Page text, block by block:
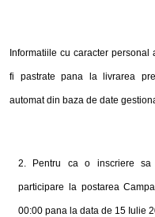
Informatiile cu caracter
fi pastrate pana la livrarea
automat din baza de date
2. Pentru ca o inscriere sa
participare la postarea
00:00 pana la data de 15 Iulie